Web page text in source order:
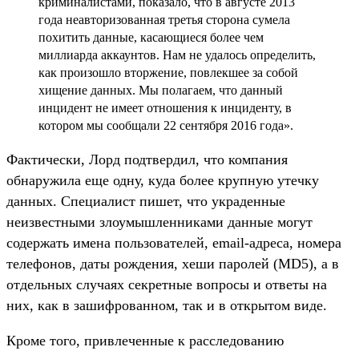
года неавторизованная третья сторона сумела
похитить данные, касающиеся более чем
миллиарда аккаунтов. Нам не удалось определить,
как произошло вторжение, повлекшее за собой
хищение данных. Мы полагаем, что данный
инцидент не имеет отношения к инциденту, в
котором мы сообщали 22 сентября 2016 года».
Фактически, Лорд подтвердил, что компания
обнаружила еще одну, куда более крупную утечку
данных. Специалист пишет, что украденные
неизвестными злоумышленниками данные могут
содержать имена пользователей, email-адреса, номера
телефонов, даты рождения, хеши паролей (MD5), а в
отдельных случаях секретные вопросы и ответы на
них, как в зашифрованном, так и в открытом виде.
Кроме того, привлеченные к расследованию